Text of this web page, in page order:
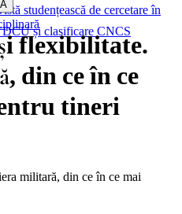
studențească de cercetare în
și clasificare CNCS
flexibilitate.
din ce în ce
tineri
militară, din ce în ce mai